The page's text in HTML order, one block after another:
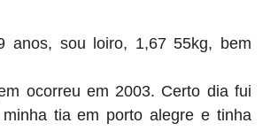
anos, sou loiro, 1,67 55kg, bem
ocorreu em 2003. Certo dia fui
tia em porto alegre e tinha